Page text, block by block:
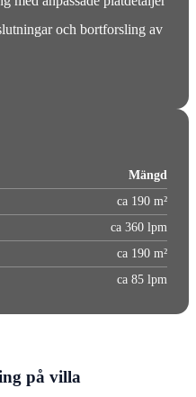
och bortforsling av
Mängd
ca 190 m²
ca 360 lpm
ca 190 m²
ca 85 lpm
på villa